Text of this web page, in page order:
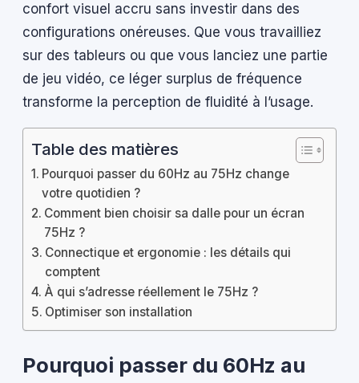
confort visuel accru sans investir dans des
configurations onéreuses. Que vous travailliez
sur des tableurs ou que vous lanciez une partie
de jeu vidéo, ce léger surplus de fréquence
transforme la perception de fluidité à l’usage.
Table des matières
Pourquoi passer du 60Hz au 75Hz change
votre quotidien ?
Comment bien choisir sa dalle pour un écran
75Hz ?
Connectique et ergonomie : les détails qui
comptent
À qui s’adresse réellement le 75Hz ?
Optimiser son installation
Pourquoi passer du 60Hz au